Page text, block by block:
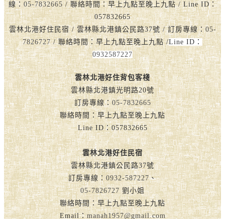
線： 05-7832665/ 聯絡時間：早上九點至晚上九點 / Line ID：
057832665
雲林北港好住民宿 / 雲林縣北港鎮公民路37號 / 訂房專線：05-
7826727/ 聯絡時間：早上九點至晚上九點 /Line ID：
0932587227
雲林北港好住背包客棧
雲林縣北港鎮光明路20號
訂房專線：05-7832665
聯絡時間：早上九點至晚上九點
Line ID：057832665
雲林北港好住民宿
雲林縣北港鎮公民路37號
訂房專線：0932-587227、
05-7826727劉小姐
聯絡時間：早上九點至晚上九點
Email：manah1957@gmail.com